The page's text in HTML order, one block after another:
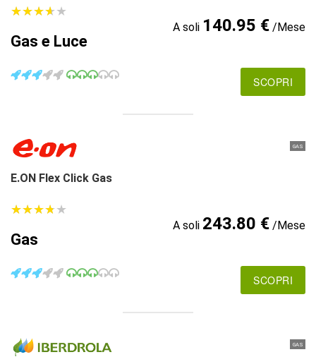
★★★★★
★★★★★
Gas e Luce
A soli 140.95 €/Mese
SCOPRI
GAS
E.ON Flex Click Gas
★★★★★
★★★★★
Gas
A soli 243.80 €/Mese
SCOPRI
GAS